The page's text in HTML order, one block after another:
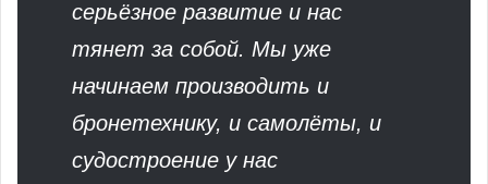
серьёзное развитие и нас
тянет за собой. Мы уже
начинаем производить и
бронетехнику, и самолёты, и
судостроение у нас